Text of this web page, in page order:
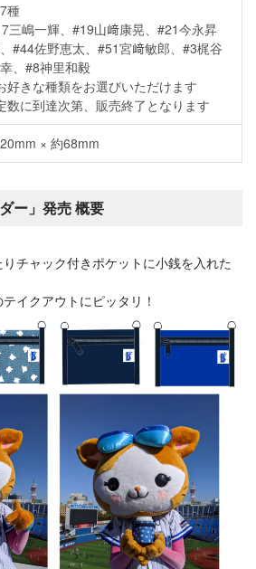
種
三嶋一輝、#19山﨑康晃、#21今永昇
#44佐野恵太、#51宮﨑敏郎、#3梶谷
、#8神里和毅
好きな種類をお選びいただけます
数に到達次第、販売終了となります
× 約68mm
ー」発売 概要
チャック付きポケットに小銭を入れた
イクアウトにピッタリ！